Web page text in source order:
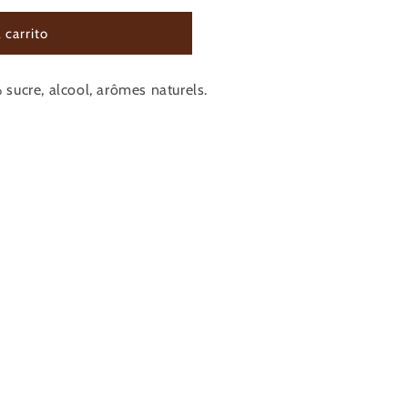
carrito
sucre, alcool, arômes naturels.